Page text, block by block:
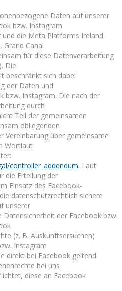
Daten auf unserer
bzw. Instagram
die Meta Platforms Ireland
Grand Canal
für diese Datenverarbeitung
Die
beschränkt sich dabei
der Daten und
bzw. Instagram. Die nach der
durch
Teil der gemeinsamen
obliegenden
Vereinbarung über gemeinsame
Wortlaut
controller_addendum. Laut
die Erteilung der
Einsatz des Facebook-
datenschutzrechtlich sichere
unserer
Datensicherheit der Facebook bzw.
(z. B. Auskunftsersuchen)
Instagram
direkt bei Facebook geltend
bei uns
diese an Facebook